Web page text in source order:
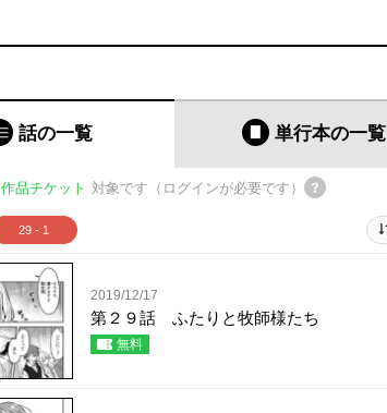
話の一覧 単行本の一覧
作品チケット 対象です（ログインが必要です）
29 - 1
2019/12/17
第２９話 ふたりと牧師様たち
無料